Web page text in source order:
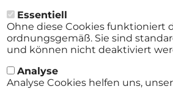
Essentiell
Ohne diese Cookies funktioniert
ordnungsgemäß. Sie sind
und können nicht deaktiviert
Analyse
Analyse Cookies helfen uns,